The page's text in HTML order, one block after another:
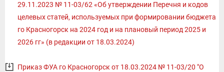
29.11.2023 № 11-03/62 «Об утверждении Перечня и кодов
целевых статей, используемых при формировании бюджета
го Красногорск на 2024 год и на плановый период 2025 и
2026 гг» (в редакции от 18.03.2024)
Приказ ФУА го Красногорск от 18.03.2024 № 11-03/20 "О